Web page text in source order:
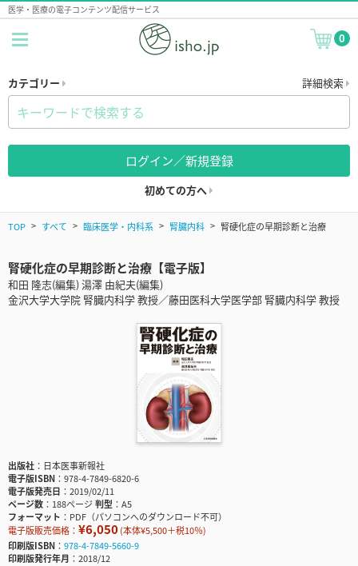
医学・医療の電子コンテンツ配信サービス
0
カテゴリー 詳細検索
ログイン／新規登録
初めての方へ
TOP すべて 臨床医学・内科系 腎臓内科 腎硬化症の早期診断と治療
腎硬化症の早期診断と治療【電子版】
和田 隆志(編集) 湯澤 由紀夫(編集)
金沢大学大学院 腎臓内科学 教授／藤田医科大学医学部 腎臓内科学 教授
出版社
日本医事新報社
電子版ISBN
978-4-7849-6820-6
電子版発売日
2019/02/11
ページ数
188ページ判型
A5
フォーマット
PDF（パソコンへのダウンロード不可）
電子版販売価格： ¥6,050(本体¥5,500＋税10％)
印刷版ISBN
978-4-7849-5660-9
印刷版発行年月
2018/12